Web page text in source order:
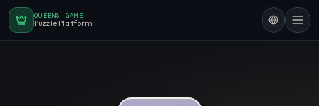
QUEENS GAME
Puzzle Platform